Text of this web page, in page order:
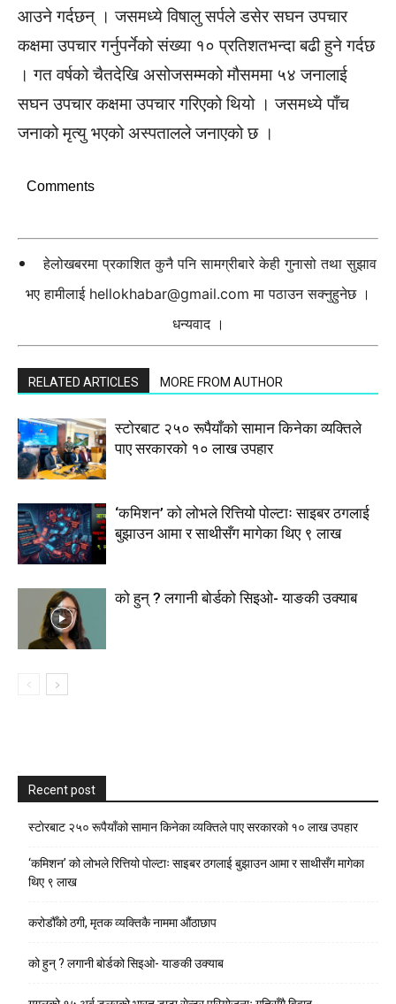
आउने गर्दछन् । जसमध्ये विषालु सर्पले डसेर सघन उपचार
कक्षमा उपचार गर्नुपर्नेको संख्या १० प्रतिशतभन्दा बढी हुने गर्दछ
। गत वर्षको चैतदेखि असोजसम्मको मौसममा ५४ जनालाई
सघन उपचार कक्षमा उपचार गरिएको थियो । जसमध्ये पाँच
जनाको मृत्यु भएको अस्पतालले जनाएको छ ।
Comments
हेलोखबरमा प्रकाशित कुनै पनि सामग्रीबारे केही गुनासो तथा सुझाव
भए हामीलाई hellokhabar@gmail.com मा पठाउन सक्नुहुनेछ ।
धन्यवाद ।
RELATED ARTICLES MORE FROM AUTHOR
स्टाेरबाट २५० रूपैयाँको सामान किनेका व्यक्तिले
पाए सरकारको १० लाख उपहार
‘कमिशन’ को लोभले रित्तियो पोल्टाः साइबर ठगलाई
बुझाउन आमा र साथीसँग मागेका थिए ९ लाख
को हुन् ? लगानी बोर्डको सिइओ- याङकी उक्याब
Recent post
स्टाेरबाट २५० रूपैयाँको सामान किनेका व्यक्तिले पाए सरकारको १० लाख उपहार
‘कमिशन’ को लोभले रित्तियो पोल्टाः साइबर ठगलाई बुझाउन आमा र साथीसँग मागेका
थिए ९ लाख
करोडौँको ठगी, मृतक व्यक्तिकै नाममा औंठाछाप
को हुन् ? लगानी बोर्डको सिइओ- याङकी उक्याब